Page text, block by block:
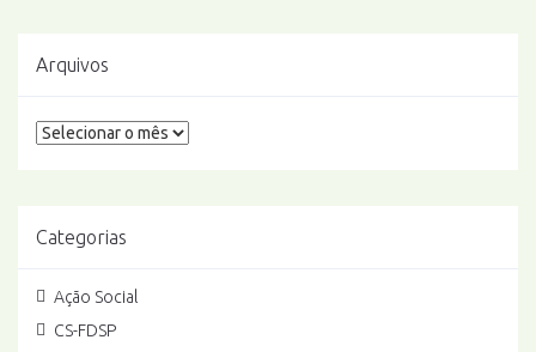
Arquivos
Arquivos
Categorias
Ação Social
CS-FDSP